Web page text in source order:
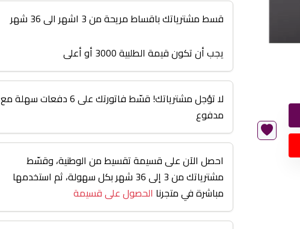
قسط مشترياتك باقساط مريحة من 3 اشهر الى 36 شهر
يجب أن تكون قيمة الطلبية 3000 أو أعلى
لا تؤجل مشترياتك! قسّط فاتورتك على 6 دفعات سهلة مع
مدفوع
احصل الآن على قسيمة تقسيط من الوطنية، وقسّط
مشترياتك من 3 إلى 36 شهر بكل سهولة، ثم استخدمها
مباشرة في متجرنا الحصول على قسيمة